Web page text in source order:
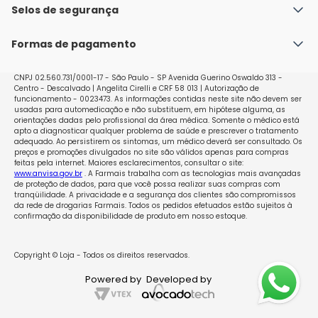
Não é necessário utilizar adicionalmente outro método
contraceptivo. Mudando de outro contraceptivo oral
(contraceptivo) para Allestra 20 Inicie a tomada de
que estava tomando. Isso significa que não haverá
pausa entre as cartelas. Se o contraceptivo que
estava tomando apresenta comprimidos/drágeas
inativos, ou seja, sem princípio ativo, inicie a tomada
de Allestra 20 após a ingestão do último
comprimido/drágea ativo do contraceptivo. Caso não
saiba diferenciar os comprimidos/drágeas ativos dos
inativos, consulte seu médico. o uso de Allestra 20
também poderá ser iniciado mais tarde, no máximo
até o dia seguinte após o intervalo de pausa do
comprimido/drágea inativo do contraceptivo anterior.
Se você estiver mudando de anel vaginal ou adesivo
transdérmico, deve começar preferencialmente no
dia da retirada do último anel ou adesivo ou, no
Nossas lojas
Política de Envio
Políticas de Trocas e Devoluções
Selos de segurança
Formas de pagamento
CNPJ 02.560.731/0001-17 - São Paulo - SP Avenida Guerino Oswaldo 313 -
Centro - Descalvado | Angelita Cirelli e CRF 58 013 | Autorização de
funcionamento - 0023473. As informações contidas neste site não devem ser
usadas para automedicação e não substituem, em hipótese alguma, as
orientações dadas pelo profissional da área médica. Somente o médico está
apto a diagnosticar qualquer problema de saúde e prescrever o tratamento
adequado. Ao persistirem os sintomas, um médico deverá ser consultado. Os
preços e promoções divulgados no site são válidos apenas para compras
feitas pela internet. Maiores esclarecimentos, consultar o site:
www.anvisa.gov.br. A Farmais trabalha com as tecnologias mais avançadas
de proteção de dados, para que você possa realizar suas compras com
tranqüilidade. A privacidade e a segurança dos clientes são compromissos
da rede de drogarias Farmais. Todos os pedidos efetuados estão sujeitos à
confirmação da disponibilidade de produto em nosso estoque.
Copyright © Loja - Todos os direitos reservados.
Powered by Developed by